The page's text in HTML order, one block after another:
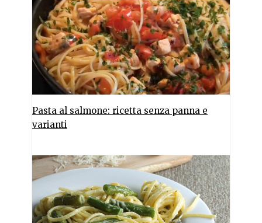
Pasta al salmone: ricetta senza panna e
varianti